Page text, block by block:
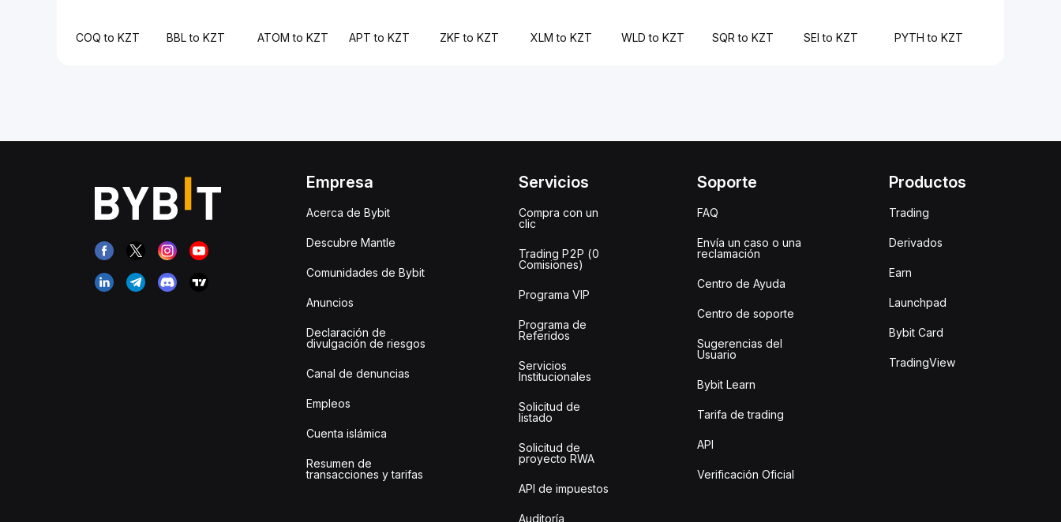
COQ to KZT BBL to KZT ATOM to KZT APT to KZT ZKF to KZT XLM to KZT WLD to KZT SQR to KZT SEI to KZT PYTH to KZT
Empresa
Acerca de Bybit
Descubre Mantle
Comunidades de Bybit
Anuncios
Declaración de
divulgación de riesgos
Canal de denuncias
Empleos
Cuenta islámica
Resumen de
transacciones y tarifas
Servicios
Compra con un
clic
Trading P2P (0
Comisiones)
Programa VIP
Programa de
Referidos
Servicios
Institucionales
Solicitud de
listado
Solicitud de
proyecto RWA
API de impuestos
Auditoría
Soporte
FAQ
Envía un caso o una
reclamación
Centro de Ayuda
Centro de soporte
Sugerencias del
Usuario
Bybit Learn
Tarifa de trading
API
Verificación Oficial
Productos
Trading
Derivados
Earn
Launchpad
Bybit Card
TradingView